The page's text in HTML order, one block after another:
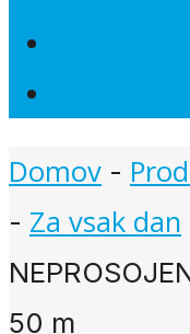
Domov -
- Za vsak dan
50 m